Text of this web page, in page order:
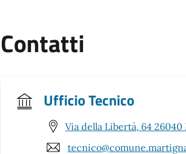
Contatti
Ufficio Tecnico
Via della Libertà, 64 26040